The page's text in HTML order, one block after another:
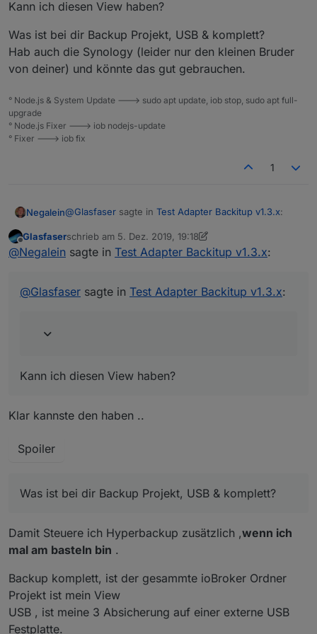
        float:left !important;
        font-size:15px !important;
    }
Kann ich diesen View haben?
Was ist bei dir Backup Projekt, USB & komplett?
Hab auch die Synology (leider nur den kleinen Bruder
von deiner) und könnte das gut gebrauchen.
° Node.js & System Update ---> sudo apt update, iob stop, sudo apt full-
upgrade
° Node.js Fixer ---> iob nodejs-update
° Fixer ---> iob fix
1
Negalein@Glasfaser sagte in Test Adapter Backitup v1.3.x:
Was ist bei dir Backup Projekt, USB & komplett?
Offline
Glasfaserschrieb am 5. Dez. 2019, 19:18
zuletzt editiert von Glasfaser12. Mai 2019, 20:18
@Negalein sagte in Test Adapter Backitup v1.3.x:
@Glasfaser sagte in Test Adapter Backitup v1.3.x:
Kann ich diesen View haben?
Klar kannste den haben ..
Spoiler
Was ist bei dir Backup Projekt, USB & komplett?
Damit Steuere ich Hyperbackup zusätzlich ,wenn ich
mal am basteln bin .
Backup komplett, ist der gesammte ioBroker Ordner
Projekt ist mein View
USB , ist meine 3 Absicherung auf einer externe USB
Festplatte.